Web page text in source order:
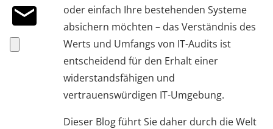
oder einfach Ihre bestehenden Systeme
absichern möchten – das Verständnis des
Werts und Umfangs von IT-Audits ist
entscheidend für den Erhalt einer
widerstandsfähigen und
vertrauenswürdigen IT-Umgebung.
Dieser Blog führt Sie daher durch die Welt